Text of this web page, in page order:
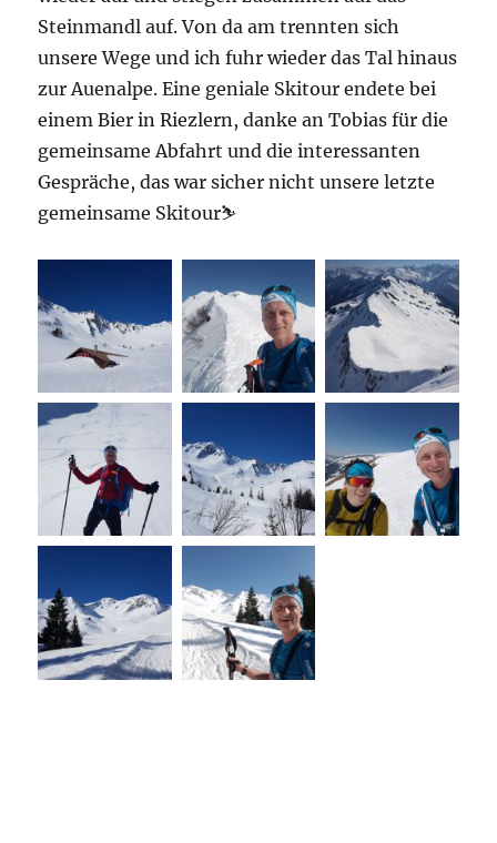
Steinmandl auf. Von da am trennten sich
unsere Wege und ich fuhr wieder das Tal hinaus
zur Auenalpe. Eine geniale Skitour endete bei
einem Bier in Riezlern, danke an Tobias für die
gemeinsame Abfahrt und die interessanten
Gespräche, das war sicher nicht unsere letzte
gemeinsame Skitour⛷️